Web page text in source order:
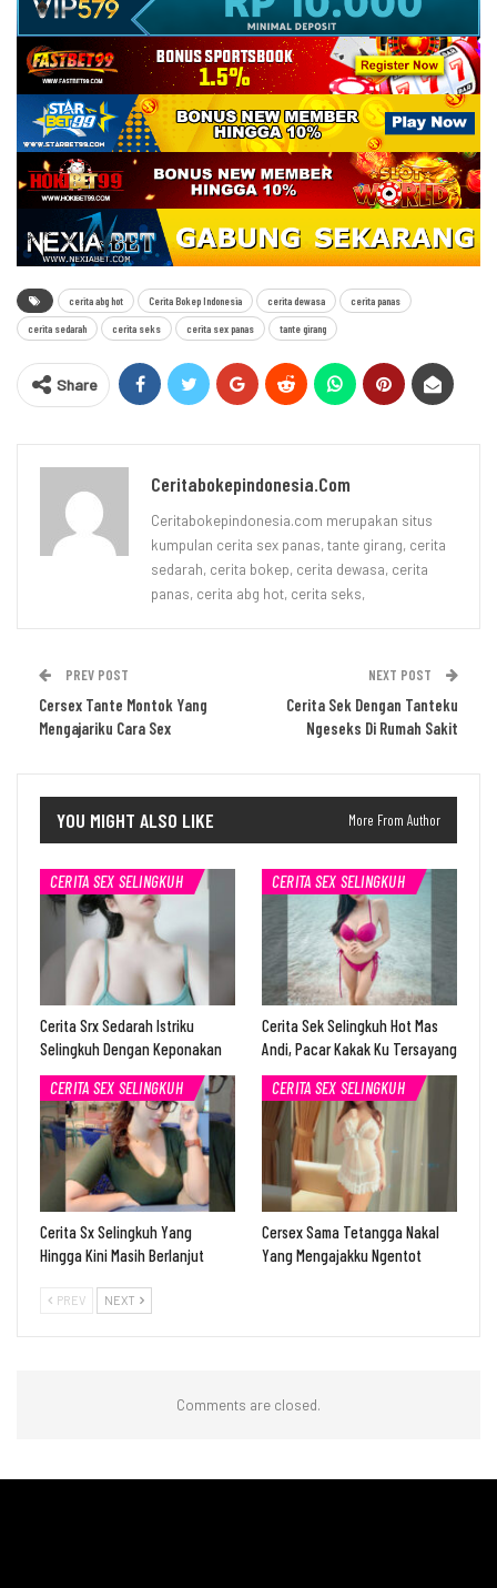
cerita abg hot Cerita Bokep Indonesia cerita dewasa cerita panas
cerita sedarah cerita seks cerita sex panas tante girang
Share
Ceritabokepindonesia.com
Ceritabokepindonesia.com merupakan situs
kumpulan cerita sex panas, tante girang, cerita
sedarah, cerita bokep, cerita dewasa, cerita
panas, cerita abg hot, cerita seks,
PREV POST
Cersex Tante Montok Yang
Mengajariku Cara Sex
NEXT POST
Cerita Sek Dengan Tanteku
Ngeseks Di Rumah Sakit
YOU MIGHT ALSO LIKE More From Author
CERITA SEX SELINGKUH
Cerita Srx Sedarah Istriku
Selingkuh Dengan Keponakan
CERITA SEX SELINGKUH
Cerita Sek Selingkuh Hot Mas
Andi, Pacar Kakak Ku Tersayang
CERITA SEX SELINGKUH
Cerita Sx Selingkuh Yang
Hingga Kini Masih Berlanjut
CERITA SEX SELINGKUH
Cersex Sama Tetangga Nakal
Yang Mengajakku Ngentot
PREV NEXT
Comments are closed.